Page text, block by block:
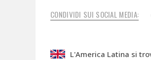
CONDIVIDI SUI SOCIAL MEDIA:
L'America Latina si